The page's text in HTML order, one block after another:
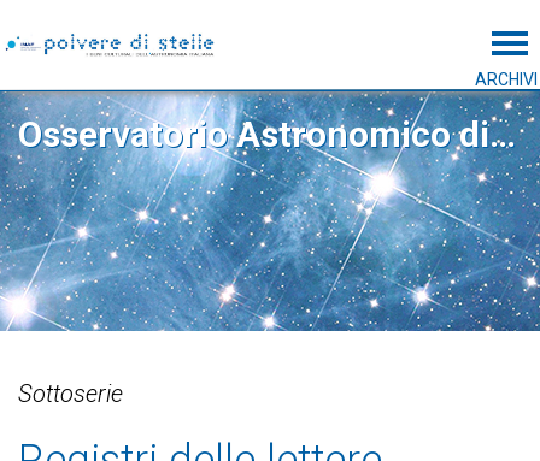
ARCHIVI
Osservatorio Astronomico di Capodimonte
Sottoserie